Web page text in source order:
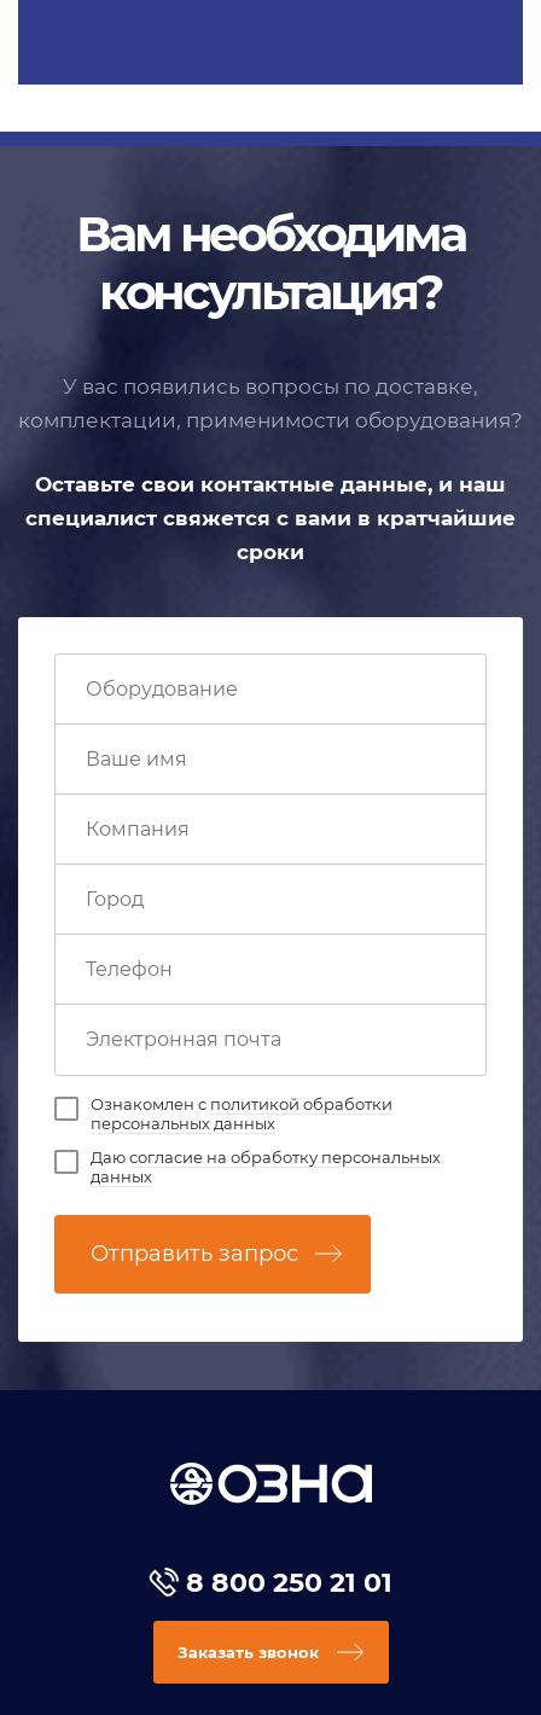
Вам необходима
консультация?
У вас появились вопросы по доставке,
комплектации, применимости оборудования?
Оставьте свои контактные данные, и наш
специалист свяжется с вами в кратчайшие
сроки
Ознакомлен с политикой обработки
персональных данных
Даюсогласие на обработку персональных
данных
Отправить запрос
8 800 250 21 01
Заказать звонок